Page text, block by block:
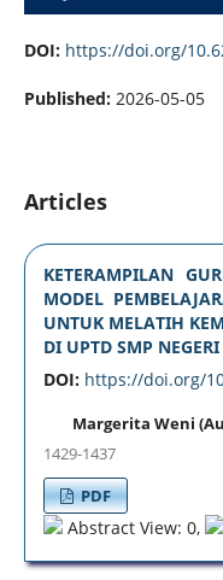
DOI: https://doi.org/
Published: 2026-05-05
Articles
KETERAMPILAN
MODEL
UNTUK MELATIH
DI UPTD SMP
DOI: https://doi.org/
Margerita Weni
1429-1437
PDF
Abstract View: 0,